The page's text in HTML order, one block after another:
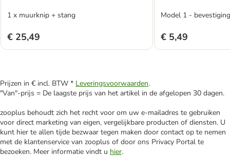
1 x muurknip + stang
€ 25,49
Model 1 -
€ 5,49
Prijzen in € incl. BTW * Leveringsvoorwaarden.
"Van"-prijs = De laagste prijs van het artikel in de afgelopen 30 dagen.
zooplus behoudt zich het recht voor om uw e-mailadres te gebruiken
voor direct marketing van eigen, vergelijkbare producten of diensten. U
kunt hier te allen tijde bezwaar tegen maken door contact op te nemen
met de klantenservice van zooplus of door ons Privacy Portal te
bezoeken. Meer informatie vindt u hier.